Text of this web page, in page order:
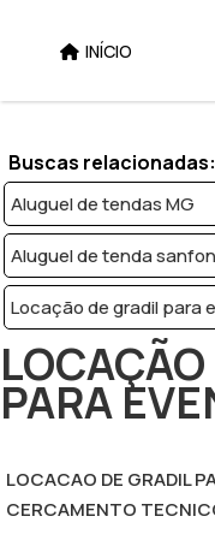
INÍCIO
Buscas relacionadas:
Aluguel de tendas MG
Aluguel de tenda
Locação de gradil para
PARA
LOCACAO DE GRADIL
CERCAMENTO